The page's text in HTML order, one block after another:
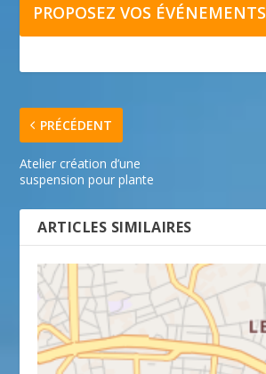
PROPOSEZ VOS ÉVÉNEMENTS
PRÉCÉDENT
Atelier création d’une
suspension pour plante
ARTICLES SIMILAIRES